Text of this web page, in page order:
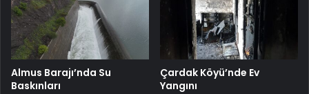
Almus Barajı’nda Su
Baskınları
Çardak Köyü’nde Ev
Yangını